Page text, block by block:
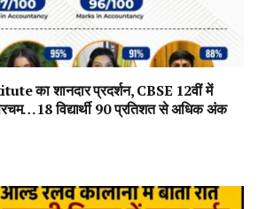
का शानदार प्रदर्शन, CBSE 12वीं में
विद्यार्थी 90 प्रतिशत से अधिक अंक